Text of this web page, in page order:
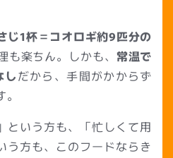
じ1杯＝コオロギ約9匹分の
も楽ちん。しかも、 常温で
しだから、手間がかからず
という方も、「忙しくて用
方も、このフードならき